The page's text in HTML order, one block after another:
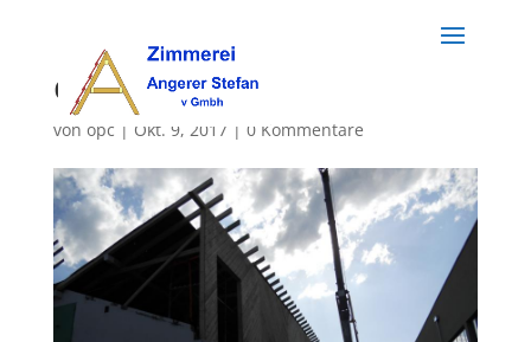
dach (5)
von opc | Okt. 9, 2017 | 0 Kommentare